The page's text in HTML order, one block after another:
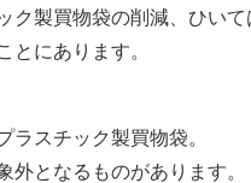
ク製買物袋の削減、ひい
とにあります。
スチック製買物袋。
となるものがあります。